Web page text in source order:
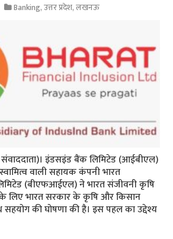
Banking,उत्तर प्रदेश,लखनऊ
इंडसइंड बैंक लिमिटेड (आईबीएल)
वाली सहायक कंपनी भारत
(बीएफआईएल) ने भारत संजीवनी कृषि
लिए भारत सरकार के कृषि और किसान
की घोषणा की है। इस पहल का उद्देश्य